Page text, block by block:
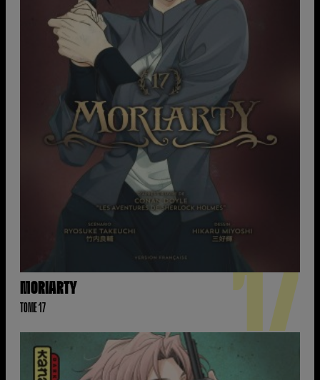
MORIARTY
TOME 17 17